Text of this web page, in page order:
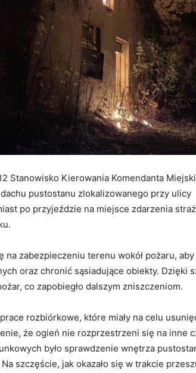
Stanowisko Kierowania Komendanta
pustostanu zlokalizowanego przy ulicy
po przyjeździe na miejsce zdarzenia
na zabezpieczeniu terenu wokół pożaru, aby
oraz chronić sąsiadujące obiekty. Dzięki
co zapobiegło dalszym zniszczeniom.
rozbiórkowe, które miały na celu
że ogień nie rozprzestrzeni się na inne
było sprawdzenie wnętrza
szczęście, jak okazało się w trakcie